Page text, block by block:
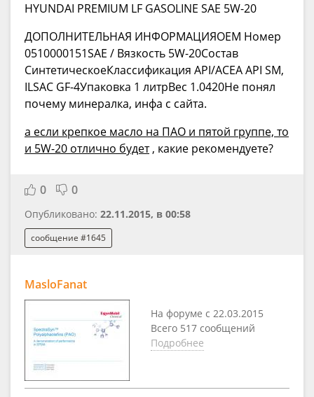
HYUNDAI PREMIUM LF GASOLINE SAE 5W-20
ДОПОЛНИТЕЛЬНАЯ ИНФОРМАЦИЯOEM Номер
0510000151SAE / Вязкость 5W-20Состав
СинтетическоеКлассификация API/ACEA API SM,
ILSAC GF-4Упаковка 1 литрВес 1.0420Не понял
почему минералка, инфа с сайта.
а если крепкое масло на ПАО и пятой группе, то
и 5W-20 отлично будет, какие рекомендуете?
0 0
Опубликовано: 22.11.2015, в 00:58
сообщение #1645
MasloFanat
На форуме с 22.03.2015
Всего 517 сообщений
Подробнее